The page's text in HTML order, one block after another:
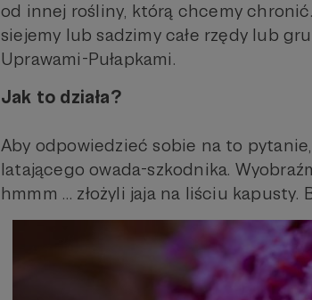
od innej rośliny, którą chcemy
siejemy lub sadzimy całe rzędy lub
Uprawami-Pułapkami.
Jak to działa?
Aby odpowiedzieć sobie na to
latającego owada-szkodnika.
hmmm … złożyli jaja na liściu